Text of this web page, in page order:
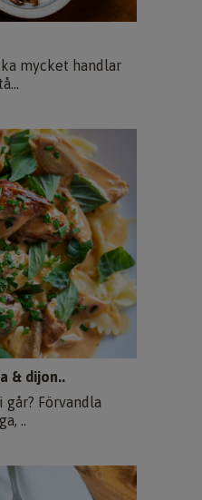
mycket handlar
& dijon..
Förvandla
..